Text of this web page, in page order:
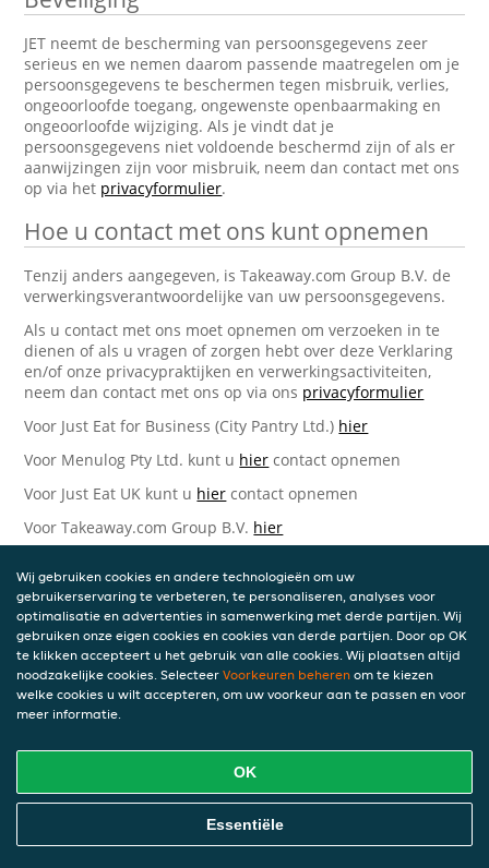
JET neemt de bescherming van persoonsgegevens zeer
serieus en we nemen daarom passende maatregelen om je
persoonsgegevens te beschermen tegen misbruik, verlies,
ongeoorloofde toegang, ongewenste openbaarmaking en
ongeoorloofde wijziging. Als je vindt dat je
persoonsgegevens niet voldoende beschermd zijn of als er
aanwijzingen zijn voor misbruik, neem dan contact met ons
op via het privacyformulier.
Hoe u contact met ons kunt opnemen
Tenzij anders aangegeven, is Takeaway.com Group B.V. de
verwerkingsverantwoordelijke van uw persoonsgegevens.
Als u contact met ons moet opnemen om verzoeken in te
dienen of als u vragen of zorgen hebt over deze Verklaring
en/of onze privacypraktijken en verwerkingsactiviteiten,
neem dan contact met ons op via ons privacyformulier
Voor Just Eat for Business (City Pantry Ltd.) hier
Voor Menulog Pty Ltd. kunt u hier contact opnemen
Voor Just Eat UK kunt u hier contact opnemen
Voor Takeaway.com Group B.V. hier
Takeaway.com Group B.V.
Piet Heinkade 61
1019 GM Amsterdam
Nederland
Bijgewerkte versies van deze
Wij kunnen deze Verklaring van tijd tot tijd bijwerken als
reactie op veranderende juridische, technische of zakelijke
ontwikkelingen. Wanneer wij onze Privacyverklaring
bijwerken, zullen wij passende maatregelen nemen om u
Wij gebruiken cookies en andere technologieën om uw
gebruikerservaring te verbeteren, te personaliseren, analyses voor
optimalisatie en advertenties in samenwerking met derde partijen. Wij
gebruiken onze eigen cookies en cookies van derde partijen. Door op OK
te klikken accepteert u het gebruik van alle cookies. Wij plaatsen altijd
noodzakelijke cookies. Selecteer Voorkeuren beheren om te kiezen
welke cookies u wilt accepteren, om uw voorkeur aan te passen en voor
meer informatie.
OK
Essentiële